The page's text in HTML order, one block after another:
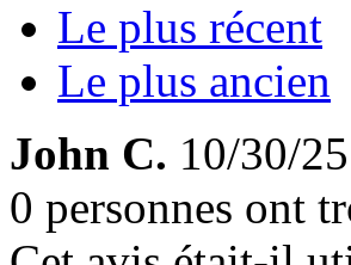
Le plus récent
Le plus ancien
John C. 10/30/25
0 personnes ont